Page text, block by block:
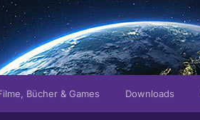
Bücher & Games Downloads